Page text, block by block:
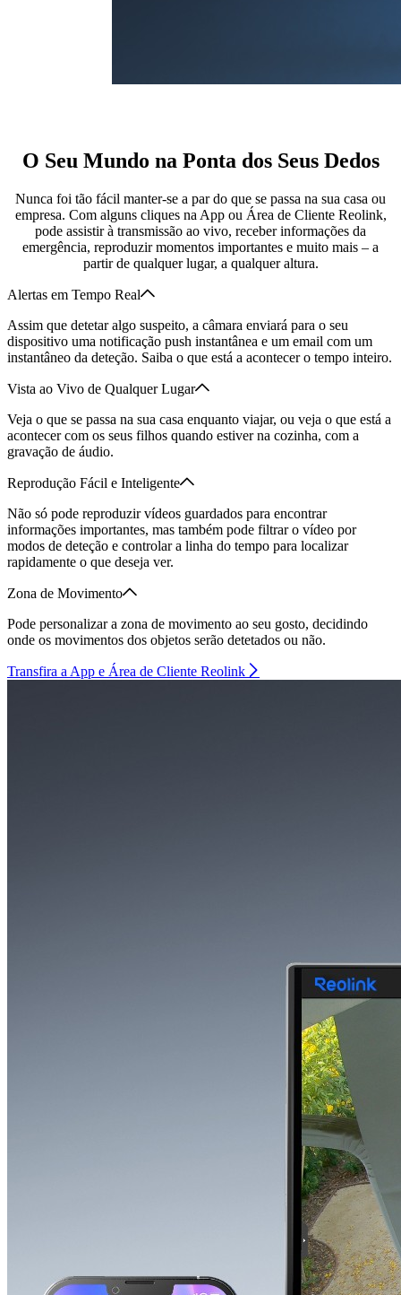
O Seu Mundo na Ponta dos Seus Dedos
Nunca foi tão fácil manter-se a par do que se passa na sua casa ou
empresa. Com alguns cliques na App ou Área de Cliente Reolink,
pode assistir à transmissão ao vivo, receber informações da
emergência, reproduzir momentos importantes e muito mais – a
partir de qualquer lugar, a qualquer altura.
Alertas em Tempo Real
Assim que detetar algo suspeito, a câmara enviará para o seu
dispositivo uma notificação push instantânea e um email com um
instantâneo da deteção. Saiba o que está a acontecer o tempo inteiro.
Vista ao Vivo de Qualquer Lugar
Veja o que se passa na sua casa enquanto viajar, ou veja o que está a
acontecer com os seus filhos quando estiver na cozinha, com a
gravação de áudio.
Reprodução Fácil e Inteligente
Não só pode reproduzir vídeos guardados para encontrar
informações importantes, mas também pode filtrar o vídeo por
modos de deteção e controlar a linha do tempo para localizar
rapidamente o que deseja ver.
Zona de Movimento
Pode personalizar a zona de movimento ao seu gosto, decidindo
onde os movimentos dos objetos serão detetados ou não.
Transfira a App e Área de Cliente Reolink